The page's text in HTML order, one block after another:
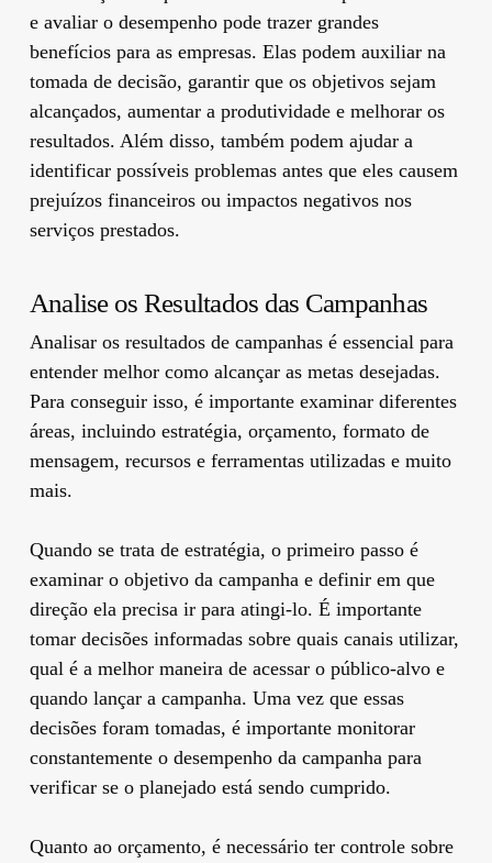
e avaliar o desempenho pode trazer grandes
benefícios para as empresas. Elas podem auxiliar na
tomada de decisão, garantir que os objetivos sejam
alcançados, aumentar a produtividade e melhorar os
resultados. Além disso, também podem ajudar a
identificar possíveis problemas antes que eles causem
prejuízos financeiros ou impactos negativos nos
serviços prestados.
Analise os Resultados das Campanhas
Analisar os resultados de campanhas é essencial para
entender melhor como alcançar as metas desejadas.
Para conseguir isso, é importante examinar diferentes
áreas, incluindo estratégia, orçamento, formato de
mensagem, recursos e ferramentas utilizadas e muito
mais.
Quando se trata de estratégia, o primeiro passo é
examinar o objetivo da campanha e definir em que
direção ela precisa ir para atingi-lo. É importante
tomar decisões informadas sobre quais canais utilizar,
qual é a melhor maneira de acessar o público-alvo e
quando lançar a campanha. Uma vez que essas
decisões foram tomadas, é importante monitorar
constantemente o desempenho da campanha para
verificar se o planejado está sendo cumprido.
Quanto ao orçamento, é necessário ter controle sobre